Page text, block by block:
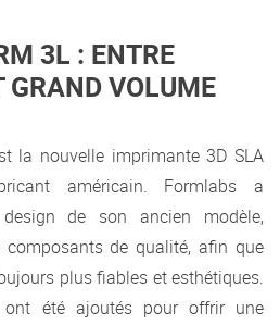
3L : ENTRE
GRAND VOLUME
la nouvelle imprimante 3D SLA
américain. Formlabs a
de son ancien modèle,
de qualité, afin que
plus fiables et esthétiques.
ont été ajoutés pour offrir une